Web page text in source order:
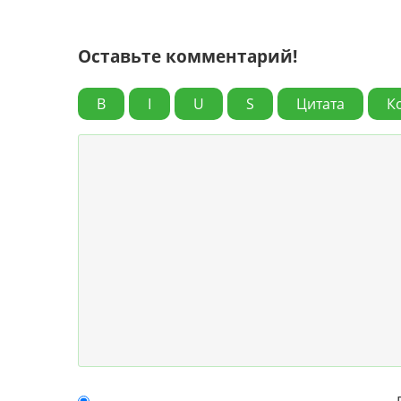
Оставьте комментарий!
B I U S Цитата